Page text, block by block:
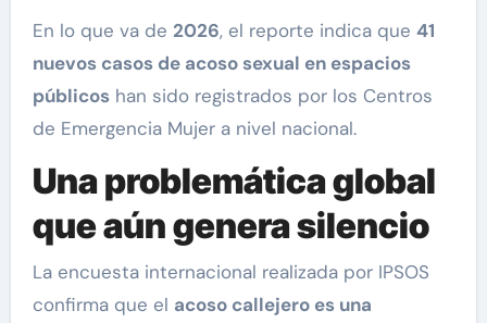
En lo que va de 2026, el reporte indica que 41
nuevos casos de acoso sexual en espacios
públicoshan sido registrados por los Centros
de Emergencia Mujer a nivel nacional.
Una problemática global
que aún genera silencio
La encuesta internacional realizada por IPSOS
confirma que el acoso callejero es una